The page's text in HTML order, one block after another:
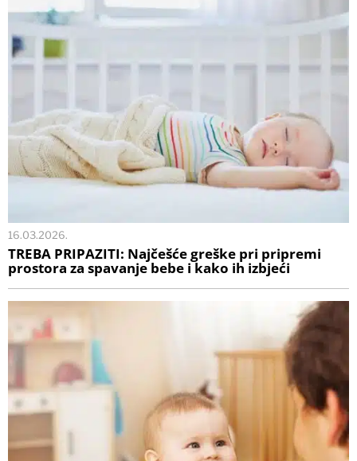
16.03.2026.
TREBA PRIPAZITI: Najčešće greške pri pripremi
prostora za spavanje bebe i kako ih izbjeći